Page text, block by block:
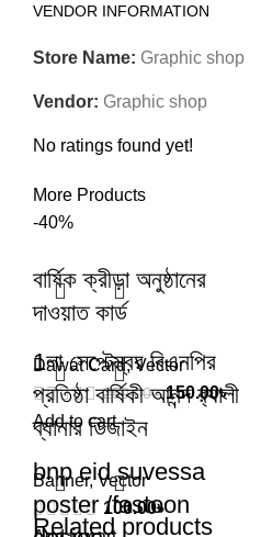
VENDOR INFORMATION
Store Name: Graphic shop
Vendor: Graphic shop
No ratings found yet!
More Products
-40%
বার্ষিক ক্রীড়া অনুষ্ঠানের
দাওয়াত কার্ড
Dawat Card,Vector
250.00৳ 150.00৳
Add to cart
1লা সেপ্টেম্বর বিএনপির
প্রতিষ্ঠা বার্ষিকী আনন্দ র‌্যালী
ব্যানার ডিজাইন
Banner,Vector
100.00৳
bnp eid suvessa
poster /fastoon
Related products